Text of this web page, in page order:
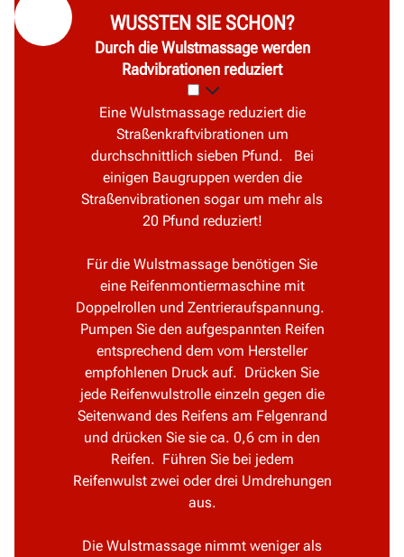
WUSSTEN SIE SCHON?
Durch die Wulstmassage werden
Radvibrationen reduziert
Eine Wulstmassage reduziert die
Straßenkraftvibrationen um
durchschnittlich sieben Pfund. Bei
einigen Baugruppen werden die
Straßenvibrationen sogar um mehr als
20 Pfund reduziert!
Für die Wulstmassage benötigen Sie
eine Reifenmontiermaschine mit
Doppelrollen und Zentrieraufspannung.
Pumpen Sie den aufgespannten Reifen
entsprechend dem vom Hersteller
empfohlenen Druck auf. Drücken Sie
jede Reifenwulstrolle einzeln gegen die
Seitenwand des Reifens am Felgenrand
und drücken Sie sie ca. 0,6 cm in den
Reifen. Führen Sie bei jedem
Reifenwulst zwei oder drei Umdrehungen
aus.
Die Wulstmassage nimmt weniger als